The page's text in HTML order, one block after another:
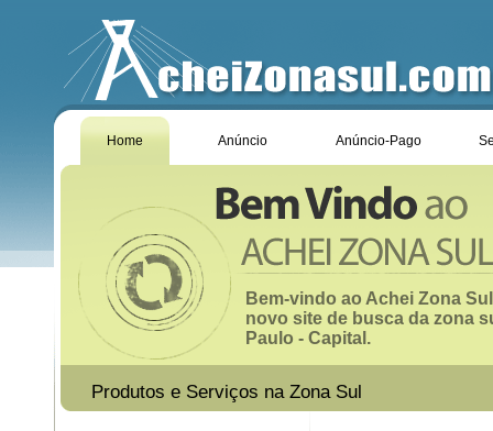
Home Anúncio Anúncio-Pago
Bem-vindo ao Achei Zona
novo site de busca da zona
Paulo - Capital.
Produtos e Serviços na Zona Sul